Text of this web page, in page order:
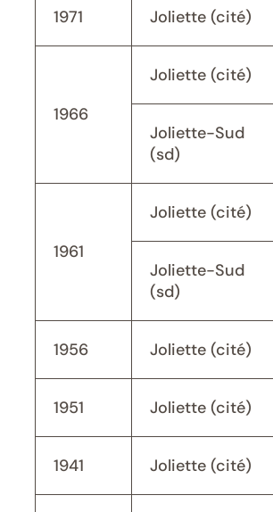
1971 Joliette (cité)
1966
Joliette (cité)
Joliette-Sud
(sd)
1961
Joliette (cité)
Joliette-Sud
(sd)
1956 Joliette (cité)
1951 Joliette (cité)
1941 Joliette (cité)